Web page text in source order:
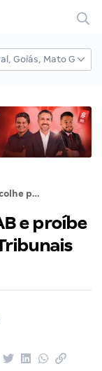
STF acolhe pedido da OAB e proíbe redução de horário nos Tribunais Regionais do Trabalho
e proíbe